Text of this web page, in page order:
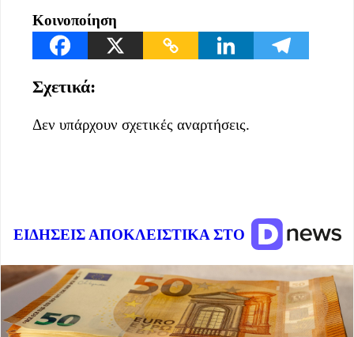
Κοινοποίηση
Σχετικά:
Δεν υπάρχουν σχετικές αναρτήσεις.
ΕΙΔΗΣΕΙΣ ΑΠΟΚΛΕΙΣΤΙΚΑ ΣΤΟ